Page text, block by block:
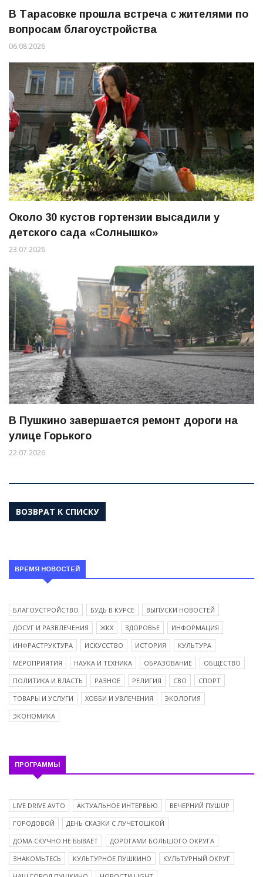
В Тарасовке прошла встреча с жителями по
вопросам благоустройства
06.08.2026
Около 30 кустов гортензии высадили у
детского сада «Солнышко»
23.07.2026
В Пушкино завершается ремонт дороги на
улице Горького
22.07.2026
ВОЗВРАТ К СПИСКУ
ВРЕМЯ НОВОСТЕЙ
БЛАГОУСТРОЙСТВО БУДЬ В КУРСЕ
ВЫПУСКИ НОВОСТЕЙ
ДОСУГ И РАЗВЛЕЧЕНИЯ
ЖКХ ЗДОРОВЬЕ
ИНФОРМАЦИЯ
ИНФРАСТРУКТУРА
ИСКУССТВО ИСТОРИЯ
КУЛЬТУРА
МЕРОПРИЯТИЯ
НАУКА И ТЕХНИКА ОБРАЗОВАНИЕ
ОБЩЕСТВО
ПОЛИТИКА И ВЛАСТЬ
РАЗНОЕ РЕЛИГИЯ СВО
СПОРТ
ТОВАРЫ И УСЛУГИ
ХОББИ И УВЛЕЧЕНИЯ
ЭКОЛОГИЯ
ЭКОНОМИКА
ПРОГРАММЫ
LIVE DRIVE AVTO АКТУАЛЬНОЕ ИНТЕРВЬЮ
ВЕЧЕРНИЙ ПУШUP
ГОРОДОВОЙ
ДЕНЬ СКАЗКИ С ЛУЧЕТОШКОЙ
ДОМА СКУЧНО НЕ БЫВАЕТ
ДОРОГАМИ БОЛЬШОГО ОКРУГА
ЗНАКОМЬТЕСЬ
КУЛЬТУРНОЕ ПУШКИНО
КУЛЬТУРНЫЙ ОКРУГ